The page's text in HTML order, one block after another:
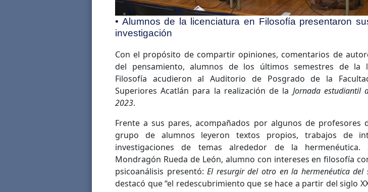
• Alumnos de la licenciatura en Filosofía presentaron
investigación
Con el propósito de compartir opiniones, comentarios de
del pensamiento, alumnos de los últimos semestres de la
Filosofía acudieron al Auditorio de Posgrado de la
Superiores Acatlán para la realización de la Jornada estudiantil
2023.
Frente a sus pares, acompañados por algunos de profesores
grupo de alumnos leyeron textos propios, trabajos de
investigaciones de temas alrededor de la hermenéutica.
Mondragón Rueda de León, alumno con intereses en filosofía
psicoanálisis presentó:El resurgir del otro en la hermenéutica del
destacó que “el redescubrimiento que se hace a partir del siglo